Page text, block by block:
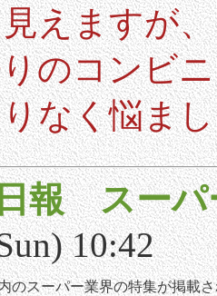
えますが、
のコンビ
なく悩ま
報 スーパ
10:42
のスーパー業界の特集が掲載